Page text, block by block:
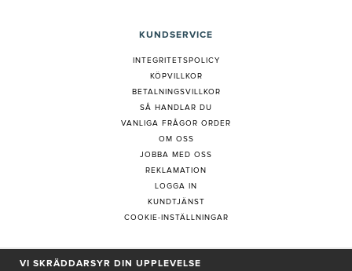
KUNDSERVICE
INTEGRITETSPOLICY
KÖPVILLKOR
BETALNINGSVILLKOR
SÅ HANDLAR DU
VANLIGA FRÅGOR ORDER
OM OSS
JOBBA MED OSS
REKLAMATION
LOGGA IN
KUNDTJÄNST
COOKIE-INSTÄLLNINGAR
PRENUMERERA PÅ NYHETSBREV
VI SKRÄDDARSYR DIN UPPLEVELSE